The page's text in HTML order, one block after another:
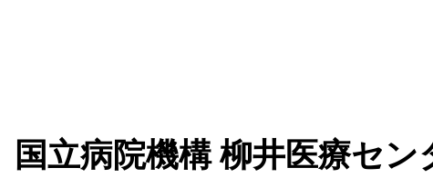
国立病院機構 柳井医療セン